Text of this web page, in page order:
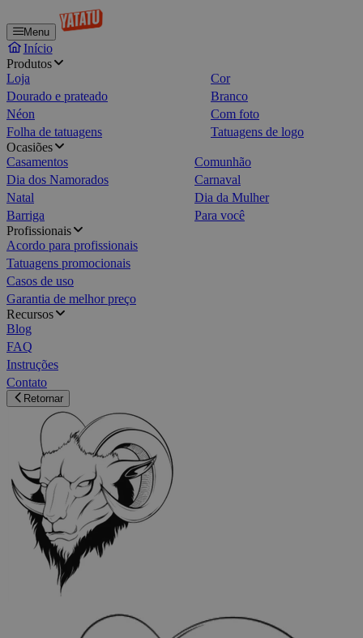
Menu
Início
Produtos
Loja
Cor
Dourado e prateado
Branco
Néon
Com foto
Folha de tatuagens
Tatuagens de logo
Ocasiões
Casamentos
Comunhão
Dia dos Namorados
Carnaval
Natal
Dia da Mulher
Barriga
Para você
Profissionais
Acordo para profissionais
Tatuagens promocionais
Casos de uso
Garantia de melhor preço
Recursos
Blog
FAQ
Instruções
Contato
Retornar